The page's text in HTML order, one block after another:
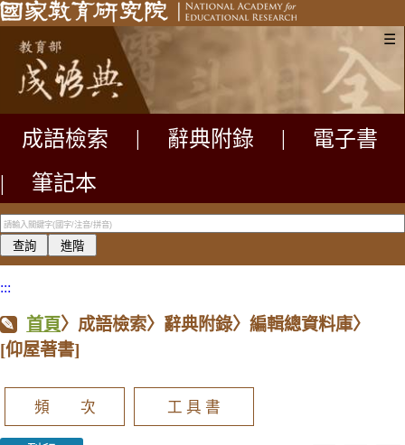
☰
成語檢索 辭典附錄
電子書
|
筆記本
:::
首頁〉成語檢索〉辭典附錄〉編輯總資料庫〉
[仰屋著書]
頻 次 工 具 書